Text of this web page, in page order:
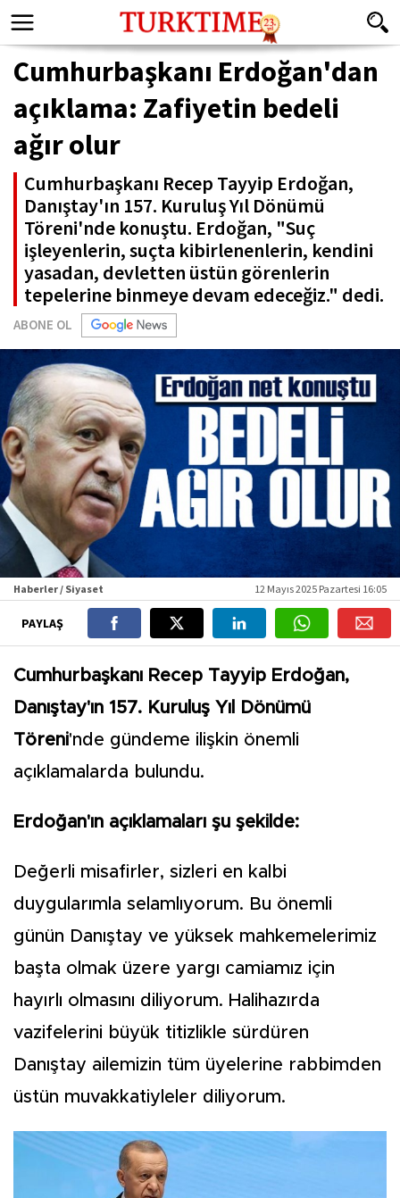
Cumhurbaşkanı Erdoğan'dan
açıklama: Zafiyetin bedeli
ağır olur
Cumhurbaşkanı Recep Tayyip Erdoğan,
Danıştay'ın 157. Kuruluş Yıl Dönümü
Töreni'nde konuştu. Erdoğan, "Suç
işleyenlerin, suçta kibirlenenlerin, kendini
yasadan, devletten üstün görenlerin
tepelerine binmeye devam edeceğiz." dedi.
ABONE OL
Haberler / Siyaset 12 Mayıs 2025 Pazartesi 16:05
PAYLAŞ
Cumhurbaşkanı Recep Tayyip Erdoğan,
Danıştay'ın 157. Kuruluş Yıl Dönümü
Töreni'nde gündeme ilişkin önemli
açıklamalarda bulundu.
Erdoğan'ın açıklamaları şu şekilde:
Değerli misafirler, sizleri en kalbi
duygularımla selamlıyorum. Bu önemli
günün Danıştay ve yüksek mahkemelerimiz
başta olmak üzere yargı camiamız için
hayırlı olmasını diliyorum. Halihazırda
vazifelerini büyük titizlikle sürdüren
Danıştay ailemizin tüm üyelerine rabbimden
üstün muvakkatiyleler diliyorum.